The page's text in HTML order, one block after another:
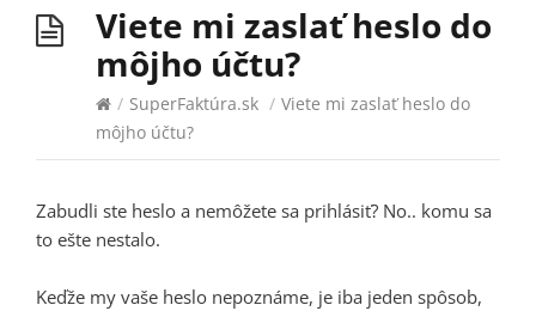
Viete mi zaslať heslo do
môjho účtu?
/ SuperFaktúra.sk / Viete mi zaslať heslo do
môjho účtu?
Zabudli ste heslo a nemôžete sa prihlásiť? No.. komu sa
to ešte nestalo.
Keďže my vaše heslo nepoznáme, je iba jeden spôsob,